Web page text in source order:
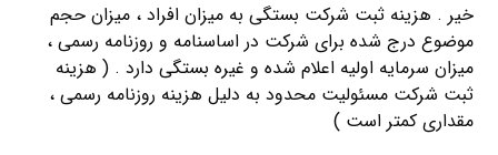
خیر . هزینه ثبت شرکت بستگی به میزان افراد ، میزان حجم
موضوع درج شده برای شرکت در اساسنامه و روزنامه رسمی ،
میزان سرمایه اولیه اعلام شده و غیره بستگی دارد . ( هزینه
ثبت شرکت مسئولیت محدود به دلیل هزینه روزنامه رسمی ،
مقداری کمتر است )